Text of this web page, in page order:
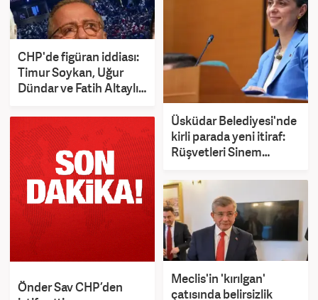
CHP'de figüran iddiası:
Timur Soykan, Uğur
Dündar ve Fatih Altaylı
Üsküdar Belediyesi'nde
kirli parada yeni itiraf:
Rüşvetleri Sinem
Önder Sav CHP’den
Meclis'in 'kırılgan'
çatısında belirsizlik